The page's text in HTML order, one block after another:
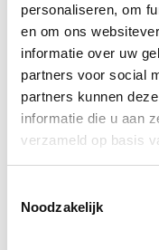
personaliseren, om
en om ons
informatie over uw
partners voor social
partners kunnen
informatie die u aan
verzameld op basis
Noodzakelijk